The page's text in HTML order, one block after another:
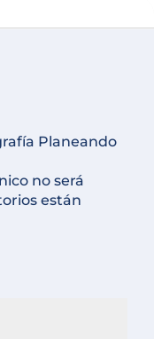
Planeando
no será
están